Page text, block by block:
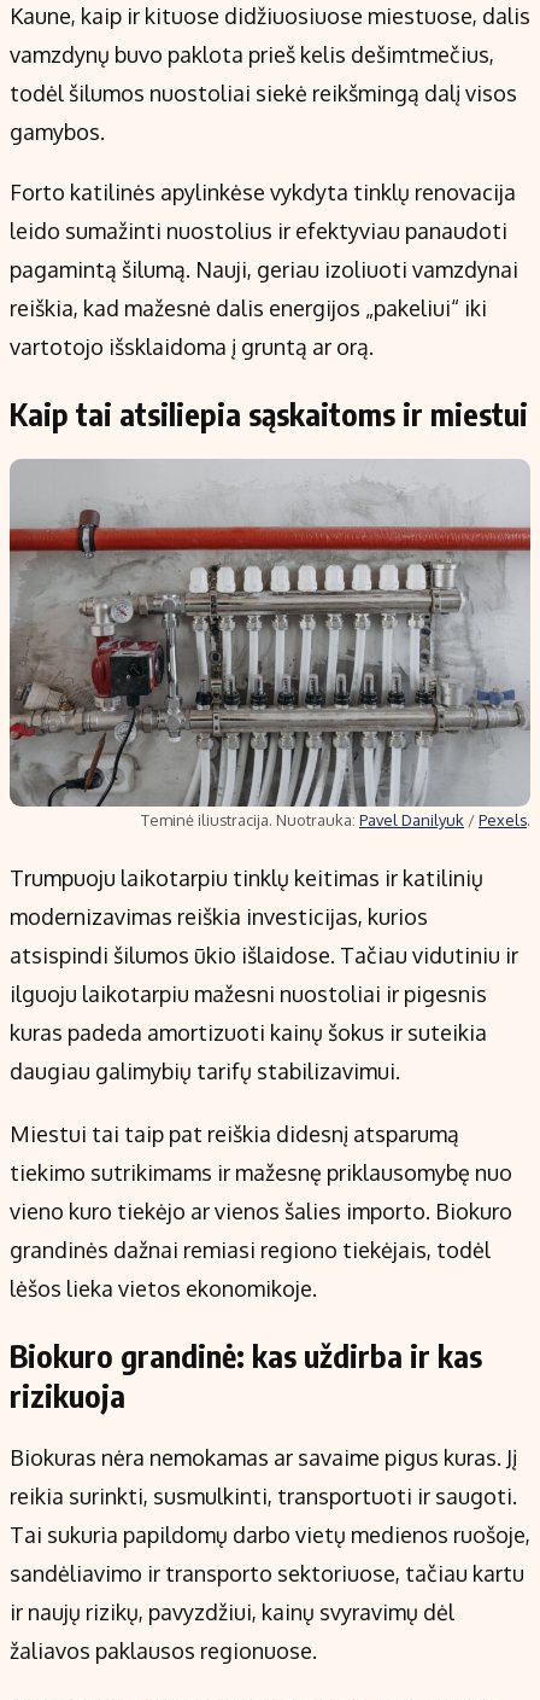
Kaune, kaip ir kituose didžiuosiuose miestuose, dalis
vamzdynų buvo paklota prieš kelis dešimtmečius,
todėl šilumos nuostoliai siekė reikšmingą dalį visos
gamybos.
Forto katilinės apylinkėse vykdyta tinklų renovacija
leido sumažinti nuostolius ir efektyviau panaudoti
pagamintą šilumą. Nauji, geriau izoliuoti vamzdynai
reiškia, kad mažesnė dalis energijos „pakeliui“ iki
vartotojo išsklaidoma į gruntą ar orą.
Kaip tai atsiliepia sąskaitoms ir miestui
Teminė iliustracija. Nuotrauka: Pavel Danilyuk /Pexels.
Trumpuoju laikotarpiu tinklų keitimas ir katilinių
modernizavimas reiškia investicijas, kurios
atsispindi šilumos ūkio išlaidose. Tačiau vidutiniu ir
ilguoju laikotarpiu mažesni nuostoliai ir pigesnis
kuras padeda amortizuoti kainų šokus ir suteikia
daugiau galimybių tarifų stabilizavimui.
Miestui tai taip pat reiškia didesnį atsparumą
tiekimo sutrikimams ir mažesnę priklausomybę nuo
vieno kuro tiekėjo ar vienos šalies importo. Biokuro
grandinės dažnai remiasi regiono tiekėjais, todėl
lėšos lieka vietos ekonomikoje.
Biokuro grandinė: kas uždirba ir kas
rizikuoja
Biokuras nėra nemokamas ar savaime pigus kuras. Jį
reikia surinkti, susmulkinti, transportuoti ir saugoti.
Tai sukuria papildomų darbo vietų medienos ruošoje,
sandėliavimo ir transporto sektoriuose, tačiau kartu
ir naujų rizikų, pavyzdžiui, kainų svyravimų dėl
žaliavos paklausos regionuose.